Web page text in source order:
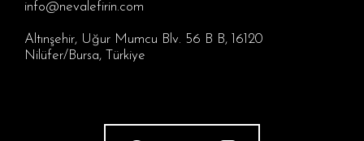
info@nevalefirin.com
Altınşehir, Uğur Mumcu Blv. 56 B B, 16120
Nilüfer/Bursa, Türkiye